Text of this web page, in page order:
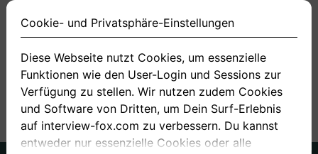
< 1 2 3 4 11 >
Cookie- und Privatsphäre-Einstellungen
Diese Webseite nutzt Cookies, um essenzielle
Funktionen wie den User-Login und Sessions zur
Verfügung zu stellen. Wir nutzen zudem Cookies
und Software von Dritten, um Dein Surf-Erlebnis
auf interview-fox.com zu verbessern. Du kannst
entweder nur essenzielle Cookies oder alle